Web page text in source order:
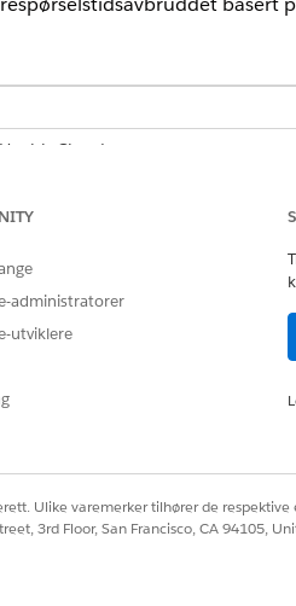
Cloud
Bekreft forespørselsstatus.
status for forespørsel.
Builder.
administratorer
utviklere
Ulike varemerker tilhører de respektive
3rd Floor, San Francisco, CA 94105,